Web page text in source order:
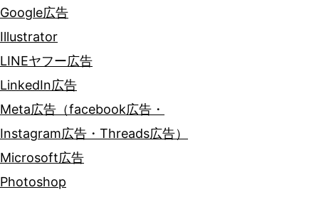
Google広告
Illustrator
LINEヤフー広告
LinkedIn広告
Meta広告（facebook広告・
Instagram広告・Threads広告）
Microsoft広告
Photoshop